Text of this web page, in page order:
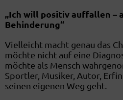
„Ich will positiv auffallen –
Behinderung“
Vielleicht macht genau das
möchte nicht auf eine
möchte als Mensch
Sportler, Musiker, Autor,
seinen eigenen Weg geht.